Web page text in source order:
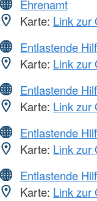
Ehrenamt
Karte: Link zur
Entlastende
Karte: Link zur
Entlastende
Karte: Link zur
Entlastende
Karte: Link zur
Entlastende
Karte: Link zur